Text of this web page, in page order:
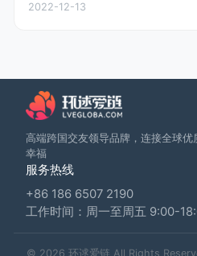
2022-12-13
高端跨国交友领导品牌，连接全球
幸福
服务热线
+86 186 6507 2190
工作时间：周一至周五 9:00-
© 2026 环逑爱链 All Rights